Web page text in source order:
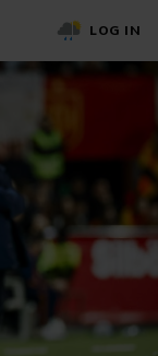
LOG IN